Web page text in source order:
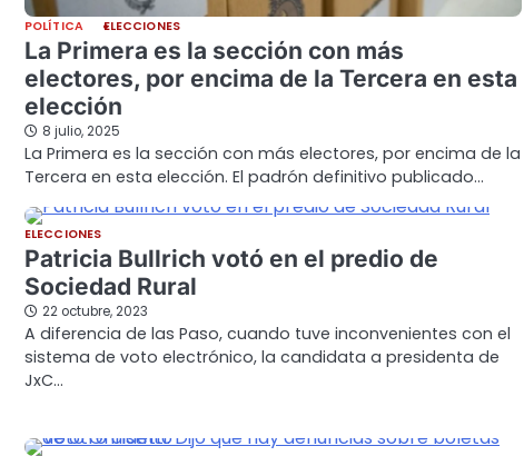
POLÍTICA ELECCIONES
La Primera es la sección con más
electores, por encima de la Tercera en esta
elección
8 julio, 2025
La Primera es la sección con más electores, por encima de la
Tercera en esta elección. El padrón definitivo publicado…
ELECCIONES
Patricia Bullrich votó en el predio de
Sociedad Rural
22 octubre, 2023
A diferencia de las Paso, cuando tuve inconvenientes con el
sistema de voto electrónico, la candidata a presidenta de
JxC…